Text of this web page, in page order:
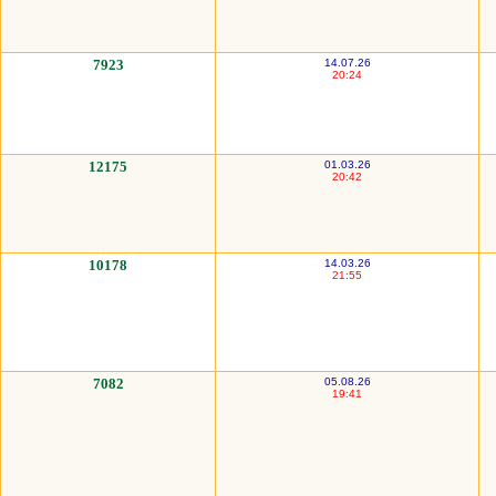
14.07.26
20:24
7923
01.03.26
20:42
12175
14.03.26
21:55
10178
05.08.26
19:41
7082